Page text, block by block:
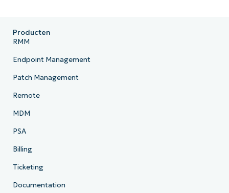
Producten
RMM
Endpoint Management
Patch Management
Remote
MDM
PSA
Billing
Ticketing
Documentation